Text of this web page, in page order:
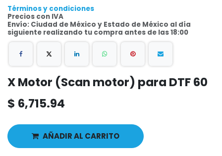
Términos y condiciones
Precios con IVA
Envío: Ciudad de México y Estado de México al día
siguiente realizando tu compra antes de las 18:00
X Motor (Scan motor) para DTF 60
$ 6,715.94
AÑADIR AL CARRITO